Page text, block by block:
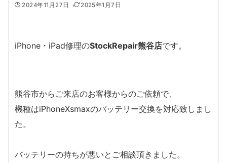
2024年11月27日 2025年1月7日
iPhone・iPad修理のStockRepair熊谷店です。
熊谷市からご来店のお客様からのご依頼で、
機種はiPhoneXsmaxのバッテリー交換を対応致しまし
た。
バッテリーの持ちが悪いとご相談頂きました。